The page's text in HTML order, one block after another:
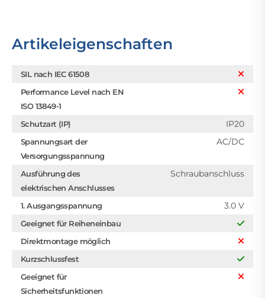
Artikeleigenschaften
SIL nach IEC 61508
Performance Level nach EN
ISO 13849-1
Schutzart (IP)
IP20
Spannungsart der
Versorgungsspannung
AC/DC
Ausführung des
elektrischen Anschlusses
Schraubanschluss
1. Ausgangsspannung 3.0 V
Geeignet für Reiheneinbau
Direktmontage möglich
Kurzschlussfest
Geeignet für
Sicherheitsfunktionen